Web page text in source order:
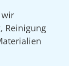
wir
Reinigung